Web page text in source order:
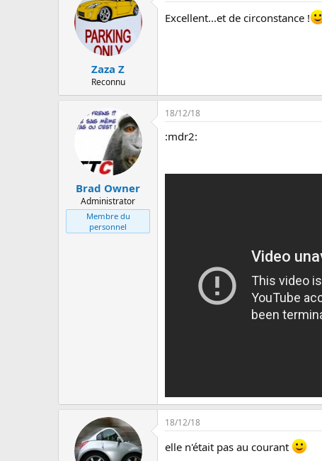
Zaza Z
Reconnu
Excellent...et de circonstance !
Brad Owner
Administrator
Membre du
personnel
18/12/18
:mdr2:
18/12/18
elle n'était pas au courant